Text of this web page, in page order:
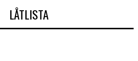
LÅTLISTA